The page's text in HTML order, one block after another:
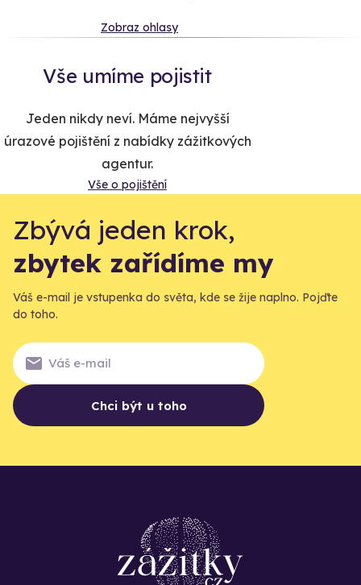
Zobraz ohlasy
Vše umíme pojistit
Jeden nikdy neví. Máme nejvyšší
úrazové pojištění z nabídky zážitkových
agentur.
Vše o pojištění
Zbývá jeden krok,
zbytek zařídíme my
Váš e-mail je vstupenka do světa, kde se žije naplno. Pojďte
do toho.
Chci být u toho